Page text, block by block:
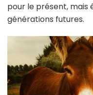
pour le présent, mais
générations futures.